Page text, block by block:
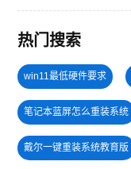
热门搜索
win11最低硬件要求
笔记本蓝屏怎么重装系统
戴尔一键重装系统教育版